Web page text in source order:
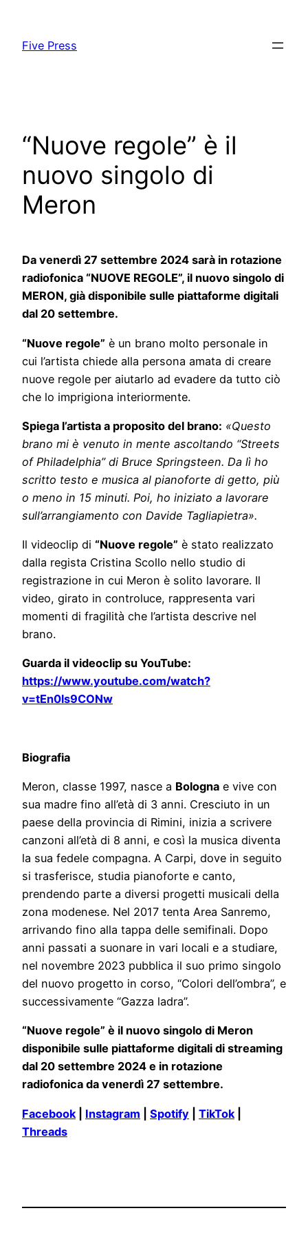
content
Five Press
“Nuove regole” è il
nuovo singolo di
Meron
Da venerdì 27 settembre 2024 sarà in rotazione
radiofonica “NUOVE REGOLE”, il nuovo singolo di
MERON, già disponibile sulle piattaforme digitali
dal 20 settembre.
“Nuove regole” è un brano molto personale in
cui l’artista chiede alla persona amata di creare
nuove regole per aiutarlo ad evadere da tutto ciò
che lo imprigiona interiormente.
Spiega l’artista a proposito del brano: «Questo
brano mi è venuto in mente ascoltando “Streets
of Philadelphia” di Bruce Springsteen. Da lì ho
scritto testo e musica al pianoforte di getto, più
o meno in 15 minuti. Poi, ho iniziato a lavorare
sull’arrangiamento con Davide Tagliapietra».
Il videoclip di “Nuove regole” è stato realizzato
dalla regista Cristina Scollo nello studio di
registrazione in cui Meron è solito lavorare. Il
video, girato in controluce, rappresenta vari
momenti di fragilità che l’artista descrive nel
brano.
Guarda il videoclip su YouTube:
https://www.youtube.com/watch?
v=tEn0ls9CONw
Biografia
Meron, classe 1997, nasce a Bologna e vive con
sua madre fino all’età di 3 anni. Cresciuto in un
paese della provincia di Rimini, inizia a scrivere
canzoni all’età di 8 anni, e così la musica diventa
la sua fedele compagna. A Carpi, dove in seguito
si trasferisce, studia pianoforte e canto,
prendendo parte a diversi progetti musicali della
zona modenese. Nel 2017 tenta Area Sanremo,
arrivando fino alla tappa delle semifinali. Dopo
anni passati a suonare in vari locali e a studiare,
nel novembre 2023 pubblica il suo primo singolo
del nuovo progetto in corso, “Colori dell’ombra”, e
successivamente “Gazza ladra”.
“Nuove regole” è il nuovo singolo di Meron
disponibile sulle piattaforme digitali di streaming
dal 20 settembre 2024 e in rotazione
radiofonica da venerdì 27 settembre.
Facebook Instagram Spotify TikTok
Threads